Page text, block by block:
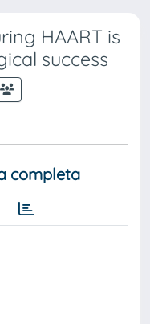
HAART is
success
completa